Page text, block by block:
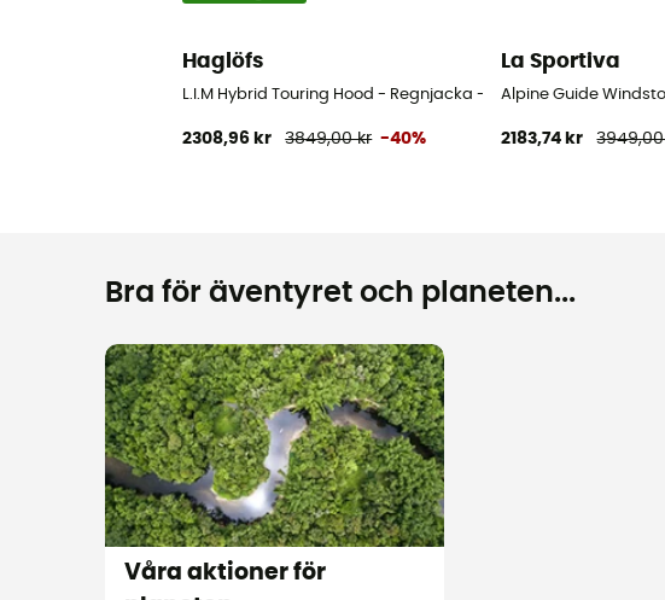
Haglöfs
L.I.M Hybrid Touring Hood - Regnjacka - Dam
2308,96 kr 3849,00 kr -40%
La Sportiva
Alpine Guide
2183,74 kr
Bra för äventyret och planeten...
Våra aktioner för